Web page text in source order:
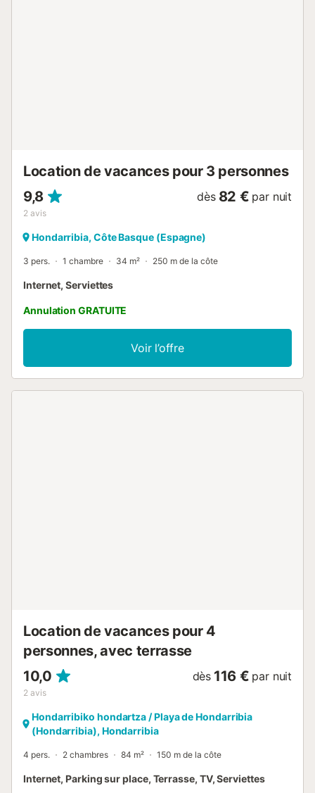
Location de vacances pour 3 personnes
9,8
2 avis
dès 82 € par nuit
Hondarribia, Côte Basque (Espagne)
3 pers. 1 chambre 34 m² 250 m de la côte
Internet, Serviettes
Annulation GRATUITE
Voir l’offre
Location de vacances pour 4
personnes, avec terrasse
10,0
2 avis
dès 116 € par nuit
Hondarribiko hondartza / Playa de Hondarribia
(Hondarribia), Hondarribia
4 pers. 2 chambres 84 m² 150 m de la côte
Internet, Parking sur place, Terrasse, TV, Serviettes